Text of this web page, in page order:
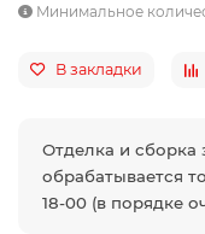
Минимальное
В закладки
Отделка и сборка
обрабатывается
18-00 (в порядке